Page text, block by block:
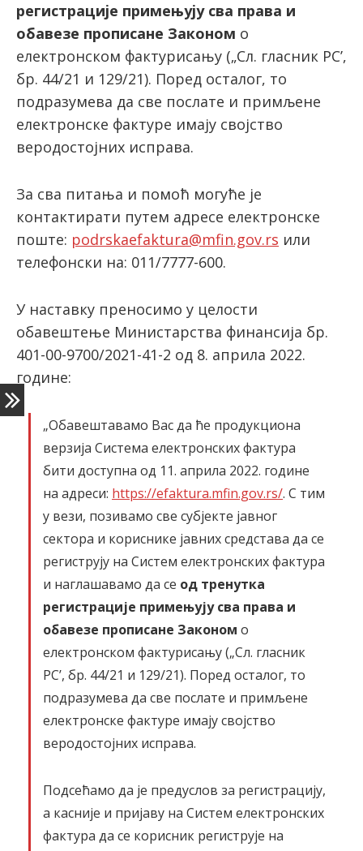
регистрације примењују сва права и
обавезе прописане Законом о
електронском фактурисању („Сл. гласник PC’,
бр. 44/21 и 129/21). Поред осталог, то
подразумева да све послате и примљене
електронске фактуре имају својство
веродостојних исправа.
За сва питања и помоћ могуће је
контактирати путем адресе електронске
поште: podrskaefaktura@mfin.gov.rs или
телефонски на: 011/7777-600.
У наставку преносимо у целости
обавештење Министарства финансија бр.
401-00-9700/2021-41-2 од 8. априла 2022.
године:
„Обавештавамо Вас да ће продукциона
верзија Система електронских фактура
бити доступна од 11. априла 2022. године
на адреси: https://efaktura.mfin.gov.rs/. C тим
у вези, позивамо све субјекте јавног
сектора и кориснике јавних средстава да се
региструју на Систем електронских фактура
и наглашавамо да се од тренутка
регистрације примењују сва права и
обавезе прописане Законом о
електронском фактурисању („Сл. гласник
PC’, бр. 44/21 и 129/21). Поред осталог, то
подразумева да све послате и примљене
електронске фактуре имају својство
веродостојних исправа.
Подсећамо да је предуслов за регистрацију,
а касније и пријаву на Систем електронских
фактура да се корисник региструје на